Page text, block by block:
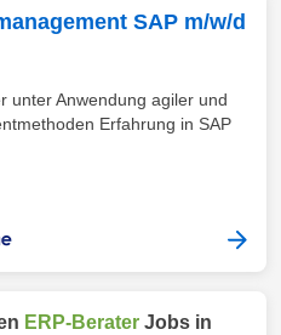
SAP m/w/d
unter Anwendung agiler und
Erfahrung in SAP
ERP-Berater Jobs in